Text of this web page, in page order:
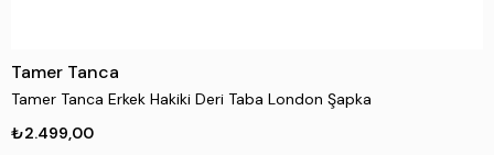
Tamer Tanca
Tamer Tanca Erkek Hakiki Deri Taba London Şapka
₺2.499,00